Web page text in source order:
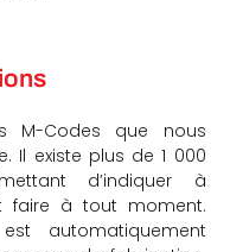
M-Codes que nous
Il existe plus de 1 000
d’indiquer à
faire à tout moment.
automatiquement